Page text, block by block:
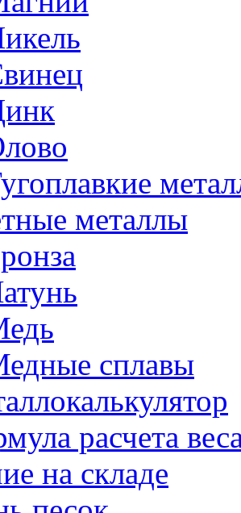
металлы
сплавы
расчета
на складе